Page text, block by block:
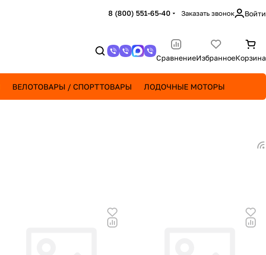
8 (800) 551-65-40 Заказать звонок Войти
СравнениеИзбранноеКорзина
ВЕЛОТОВАРЫ / СПОРТТОВАРЫ ЛОДОЧНЫЕ МОТОРЫ